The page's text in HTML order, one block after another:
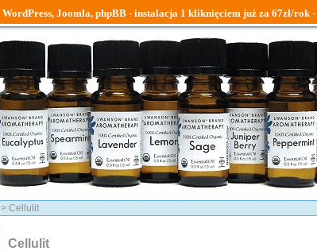
WordPress, Joomla, phpBB - instalacja 1 kliknięciem już za 67zł/rok -
> Cellulit
Cellulit